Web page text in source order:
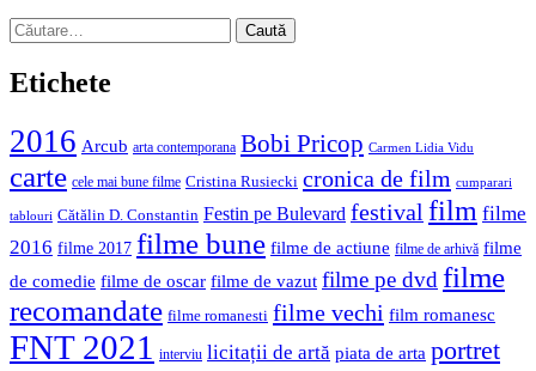
Caută
după:
Etichete
2016 Arcub arta contemporana Bobi Pricop Carmen Lidia Vidu
carte cele mai bune filme Cristina Rusiecki cronica de film cumparari
tablouri Cătălin D. Constantin Festin pe Bulevard festival film filme
2016 filme 2017 filme bune filme de actiune filme de arhivă filme
de comedie filme de oscar filme de vazut filme pe dvd filme
recomandate filme romanesti filme vechi film romanesc
FNT 2021 interviu licitații de artă piata de arta portret